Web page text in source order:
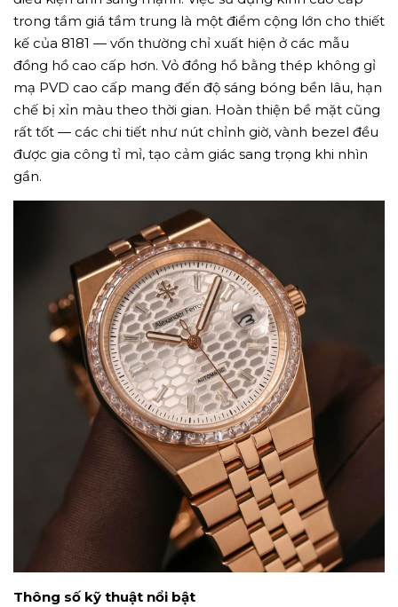
trong tầm giá tầm trung là một điểm cộng lớn cho thiết
kế của 8181 — vốn thường chỉ xuất hiện ở các mẫu
đồng hồ cao cấp hơn. Vỏ đồng hồ bằng thép không gỉ
mạ PVD cao cấp mang đến độ sáng bóng bền lâu, hạn
chế bị xỉn màu theo thời gian. Hoàn thiện bề mặt cũng
rất tốt — các chi tiết như nút chỉnh giờ, vành bezel đều
được gia công tỉ mỉ, tạo cảm giác sang trọng khi nhìn
gần.
Thông số kỹ thuật nổi bật